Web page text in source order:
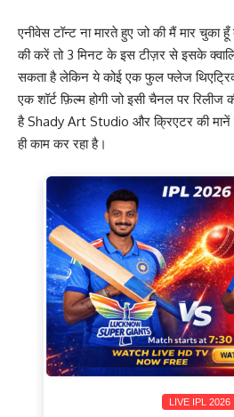
एनीवेस टॉन्ट ना मारते हुए जो की मैं मार चुका
की करें तो 3 मिनट के इस टीज़र से इसके
सकता है लेकिन ये कोई एक फुल फ्लेज
एक शॉर्ट फ़िल्म होगी जो इसी चैनल पर रिलीज
है Shady Art Studio और क्रिएटर की मानें
ही काम कर रहा है।
LIVE IPL 2026